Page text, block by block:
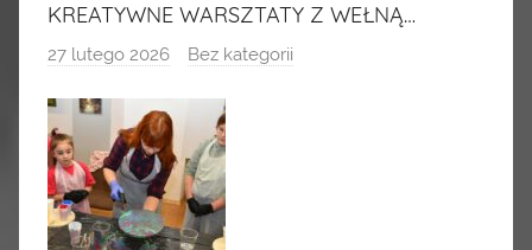
KREATYWNE WARSZTATY Z WEŁNĄ…
27 lutego 2026 Bez kategorii